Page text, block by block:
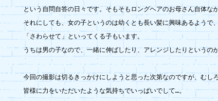
という自問自答の日々です。そもそもロングヘアのお母さん自体な
それにしても、女の子というのは幼くとも長い髪に興味あるようで
「さわらせて」といってくる子もいます。
うちは男の子なので、一緒に伸ばしたり、アレンジしたりというの
今回の撮影は切るきっかけにしようと思った次第なのですが、むし
皆様に力をいただいたような気持ちでいっぱいでして…。